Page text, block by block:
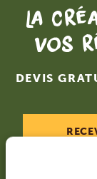
La
vos
DEVIS